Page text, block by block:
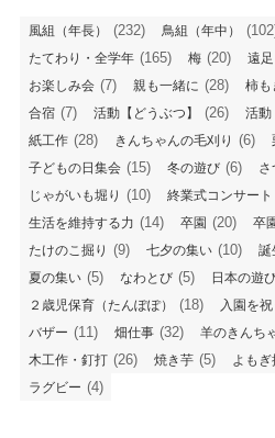
風組（年長） (232) 鳥組（年中）
たてわり・全学年 (165) 梅 (20) 遠足
お楽しみ会 (7) 親も一緒に (28) 柿も
合宿 (7) 活動【どうぶつ】 (26) 活動
紙工作 (28) きんちゃんの毛刈り (6)
子どもの日集会 (15) 冬の遊び (6) さ
じゃがいも堀り (10) 終業式コンサート
生活を維持する力 (14) 卒園 (20) 卒
たけのこ掘り (9) 七夕の集い (10) 誕
夏の集い (5) なわとび (5) 日本の遊
２歳児保育（たんぽぽ） (18) 入園を
バザー (11) 畑仕事 (32) 羊のきんち
木工作・釘打 (26) 焼き芋 (5) よもぎ
ラグビー (4)